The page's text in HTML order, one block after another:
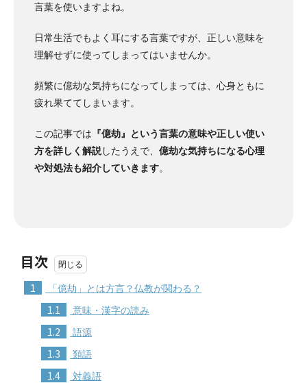
言葉を使いますよね。
日常生活でもよく耳にする言葉ですが、正しい意味を
理解せずに使ってしまってはいませんか。
頻繁に億劫な気持ちになってしまっては、心身ともに
疲れ果ててしまいます。
この記事では 『億劫』という言葉の意味や正しい使い
方を詳しく解説したうえで、 億劫な気持ちになる心理
や対処法も紹介していきます。
目次
1 「億劫」とは方言？仏教が関わる？
1.1 意味・漢字の読み
1.2 語源
1.3 類語
1.4 対義語